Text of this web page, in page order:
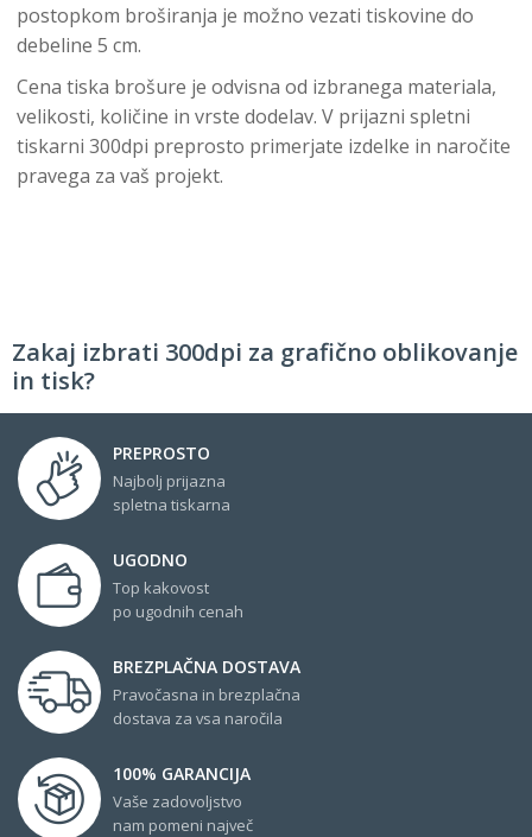
postopkom broširanja je možno vezati tiskovine do
debeline 5 cm.
Cena tiska brošure je odvisna od izbranega materiala,
velikosti, količine in vrste dodelav. V prijazni spletni
tiskarni 300dpi preprosto primerjate izdelke in naročite
pravega za vaš projekt.
Zakaj izbrati 300dpi za grafično oblikovanje
in tisk?
PREPROSTO
Najbolj prijazna
spletna tiskarna
UGODNO
Top kakovost
po ugodnih cenah
BREZPLAČNA DOSTAVA
Pravočasna in brezplačna
dostava za vsa naročila
100% GARANCIJA
Vaše zadovoljstvo
nam pomeni največ